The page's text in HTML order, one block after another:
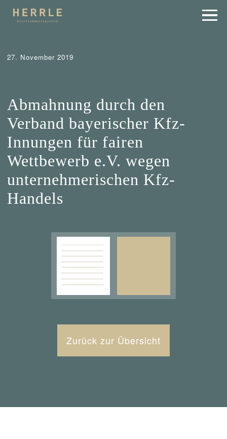
27. November 2019
Abmahnung durch den
Verband bayerischer Kfz-
Innungen für fairen
Wettbewerb e.V. wegen
unternehmerischen Kfz-
Handels
Zurück zur Übersicht